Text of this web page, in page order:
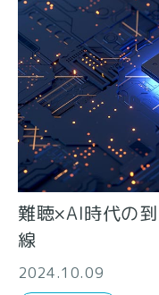
難聴×AI時代の
線
2024.10.09